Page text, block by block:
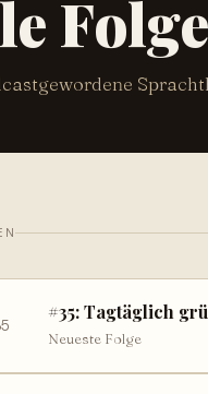
#35: Tagtäglich
Neueste Folge